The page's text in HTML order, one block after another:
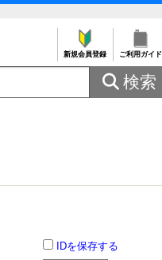
新規会員登録 ご利用ガイド
 検索
IDを保存する